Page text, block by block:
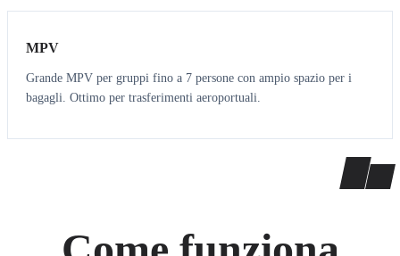
MPV
Grande MPV per gruppi fino a 7 persone con ampio spazio per i
bagagli. Ottimo per trasferimenti aeroportuali.